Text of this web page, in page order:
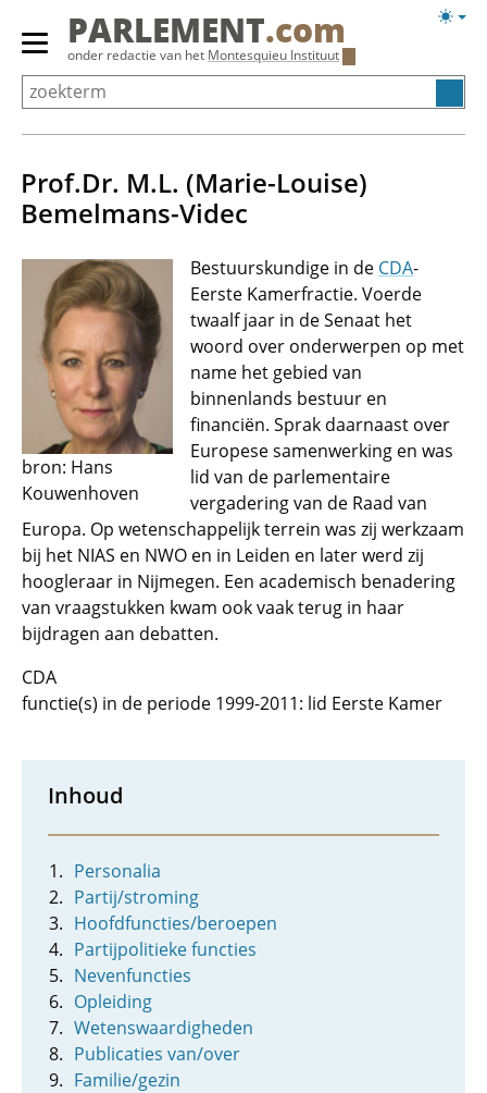
Overslaan
Primair
menu
tonen/verbergen
PARLEMENT.com
onder redactie van het Montesquieu Instituut
Prof.Dr. M.L. (Marie-Louise)
Bemelmans-Videc
bron: Hans
Kouwenhoven
Bestuurskundige in de CDA-
Eerste Kamerfractie. Voerde
twaalf jaar in de Senaat het
woord over onderwerpen op met
name het gebied van
binnenlands bestuur en
financiën. Sprak daarnaast over
Europese samenwerking en was
lid van de parlementaire
vergadering van de Raad van
Europa. Op wetenschappelijk terrein was zij werkzaam
bij het NIAS en NWO en in Leiden en later werd zij
hoogleraar in Nijmegen. Een academisch benadering
van vraagstukken kwam ook vaak terug in haar
bijdragen aan debatten.
CDA
functie(s) in de periode 1999-2011: lid Eerste Kamer
Inhoud
Personalia
Partij/stroming
Hoofdfuncties/beroepen
Partijpolitieke functies
Nevenfuncties
Opleiding
Wetenswaardigheden
Publicaties van/over
Familie/gezin